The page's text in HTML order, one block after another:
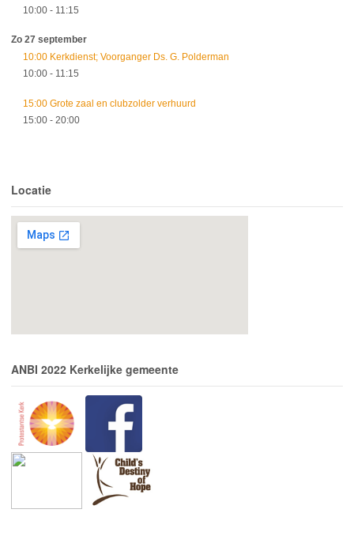
10:00 - 11:15
Zo 27 september
10:00 Kerkdienst; Voorganger Ds. G. Polderman
10:00 - 11:15
15:00 Grote zaal en clubzolder verhuurd
15:00 - 20:00
Locatie
ANBI 2022 Kerkelijke gemeente